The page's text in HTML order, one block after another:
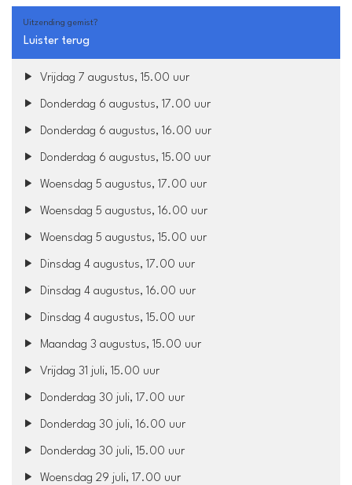
Uitzending gemist?
Luister terug
Vrijdag 7 augustus, 15.00 uur
Donderdag 6 augustus, 17.00 uur
Donderdag 6 augustus, 16.00 uur
Donderdag 6 augustus, 15.00 uur
Woensdag 5 augustus, 17.00 uur
Woensdag 5 augustus, 16.00 uur
Woensdag 5 augustus, 15.00 uur
Dinsdag 4 augustus, 17.00 uur
Dinsdag 4 augustus, 16.00 uur
Dinsdag 4 augustus, 15.00 uur
Maandag 3 augustus, 15.00 uur
Vrijdag 31 juli, 15.00 uur
Donderdag 30 juli, 17.00 uur
Donderdag 30 juli, 16.00 uur
Donderdag 30 juli, 15.00 uur
Woensdag 29 juli, 17.00 uur